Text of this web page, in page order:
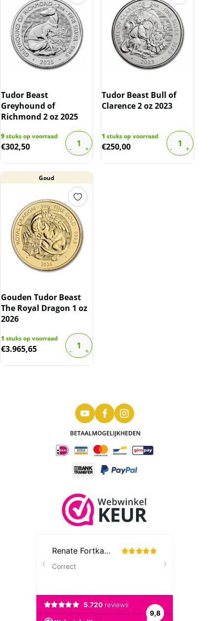
Tudor Beast
Greyhound of
Richmond 2 oz 2025
9stuks op voorraad
€302,50
Tudor Beast Bull of
Clarence 2 oz 2023
1 stuks op voorraad
€250,00
Goud
Gouden Tudor Beast
The Royal Dragon 1 oz
2026
1 stuks op voorraad
€3.965,65